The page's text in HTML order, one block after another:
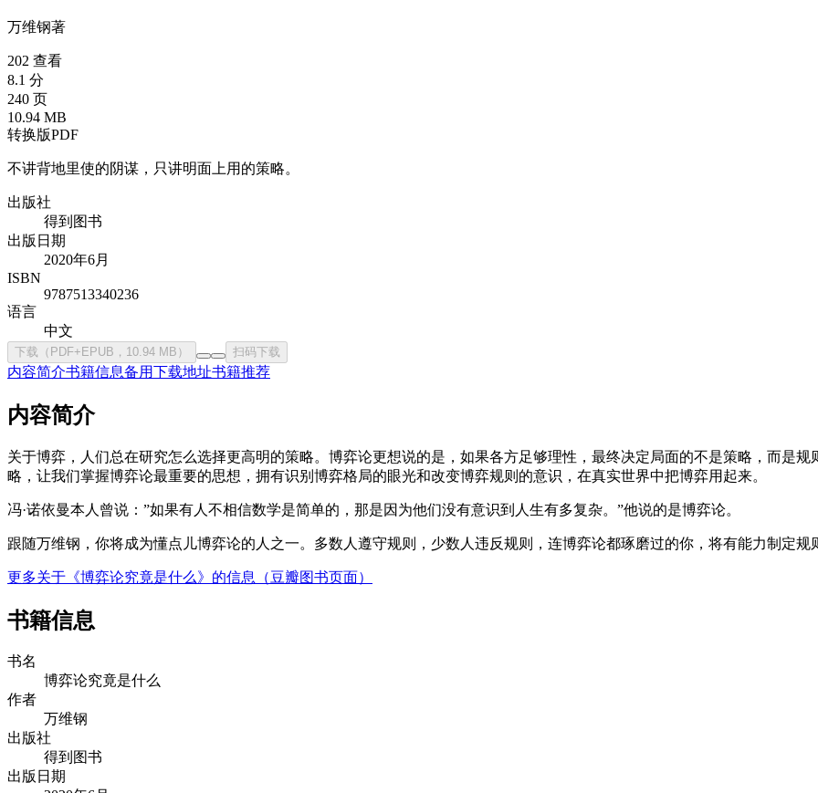
万维钢著
202 查看
8.1 分
240 页
10.94 MB
转换版PDF
不讲背地里使的阴谋，只讲明面上用的策略。
出版社
得到图书
出版日期
2020年6月
ISBN
9787513340236
语言
中文
下载（PDF+EPUB，10.94 MB） 扫码下载
内容简介书籍信息备用下载地址书籍推荐
内容简介
关于博弈，人们总在研究怎么选择更高明的策略。博弈论更想说的是，如果各方足够理性，最终决定局面的不是策略，而是
略，让我们掌握博弈论最重要的思想，拥有识别博弈格局的眼光和改变博弈规则的意识，在真实世界中把博弈用起来。
冯·诺依曼本人曾说：”如果有人不相信数学是简单的，那是因为他们没有意识到人生有多复杂。”他说的是博弈论。
跟随万维钢，你将成为懂点儿博弈论的人之一。多数人遵守规则，少数人违反规则，连博弈论都琢磨过的你，将有能力制定规
更多关于《博弈论究竟是什么》的信息（豆瓣图书页面）
书籍信息
书名
博弈论究竟是什么
作者
万维钢
出版社
得到图书
出版日期